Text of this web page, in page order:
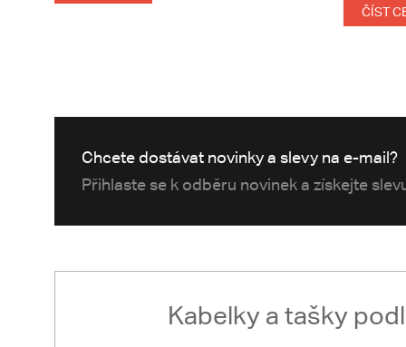
ČÍST
Chcete dostávat novinky a slevy na e-mail?
Přihlaste se k odběru novinek a získejte
Kabelky a tašky